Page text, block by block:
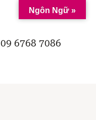
09 6768 7086
Ngôn Ngữ »